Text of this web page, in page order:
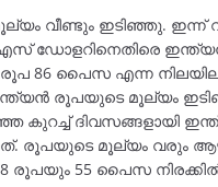
വീണ്ടും ഇടിഞ്ഞു. ഇന്ന്
ഡോളറിനെതിരെ
രൂപ 86 പൈസ എന്ന
രൂപയുടെ മൂല്യം
കുറച്ച്
രൂപയുടെ മൂല്യം വരും
രൂപയും 55 പൈസ